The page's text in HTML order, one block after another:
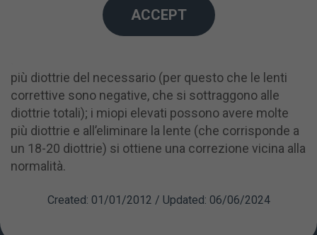
chirurgia sono stati miopi elevati che hanno ottenuto
la visione migliore rispetto ai pazienti non affetti da
più diottrie del necessario (per questo che le lenti
correttive sono negative, che si sottraggono alle
diottrie totali); i miopi elevati possono avere molte
più diottrie e all’eliminare la lente (che corrisponde a
un 18-20 diottrie) si ottiene una correzione vicina alla
normalità.
Created: 01/01/2012 / Updated: 06/06/2024
ACCEPT